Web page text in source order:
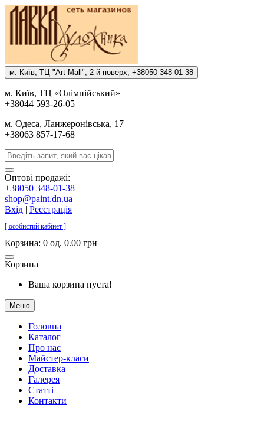
м. Киïв, ТЦ "Art Mall", 2-й поверх, +38050 348-01-38
м. Киïв, ТЦ «Олiмпiйський»
+38044 593-26-05
м. Одеса, Ланжеронiвська, 17
+38063 857-17-68
Оптові продажі:
+38050 348-01-38
shop@paint.dn.ua
Вхід | Реєстрація
[ особистий кабінет ]
Корзина: 0 од. 0.00 грн
Корзина
Ваша корзина пуста!
Меню
Головна
Каталог
Про нас
Майстер-класи
Доставка
Галерея
Статтi
Контакти